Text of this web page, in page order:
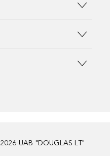
2026 UAB "DOUGLAS LT"